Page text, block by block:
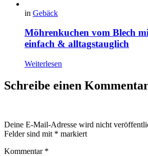
in Gebäck
Möhrenkuchen vom Blech
einfach & alltagstauglich
Weiterlesen
Schreibe einen
Deine E-Mail-Adresse wird nicht
Felder sind mit * markiert
Kommentar *